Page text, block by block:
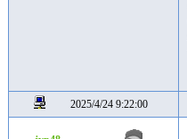
2025/4/24 9:22:00